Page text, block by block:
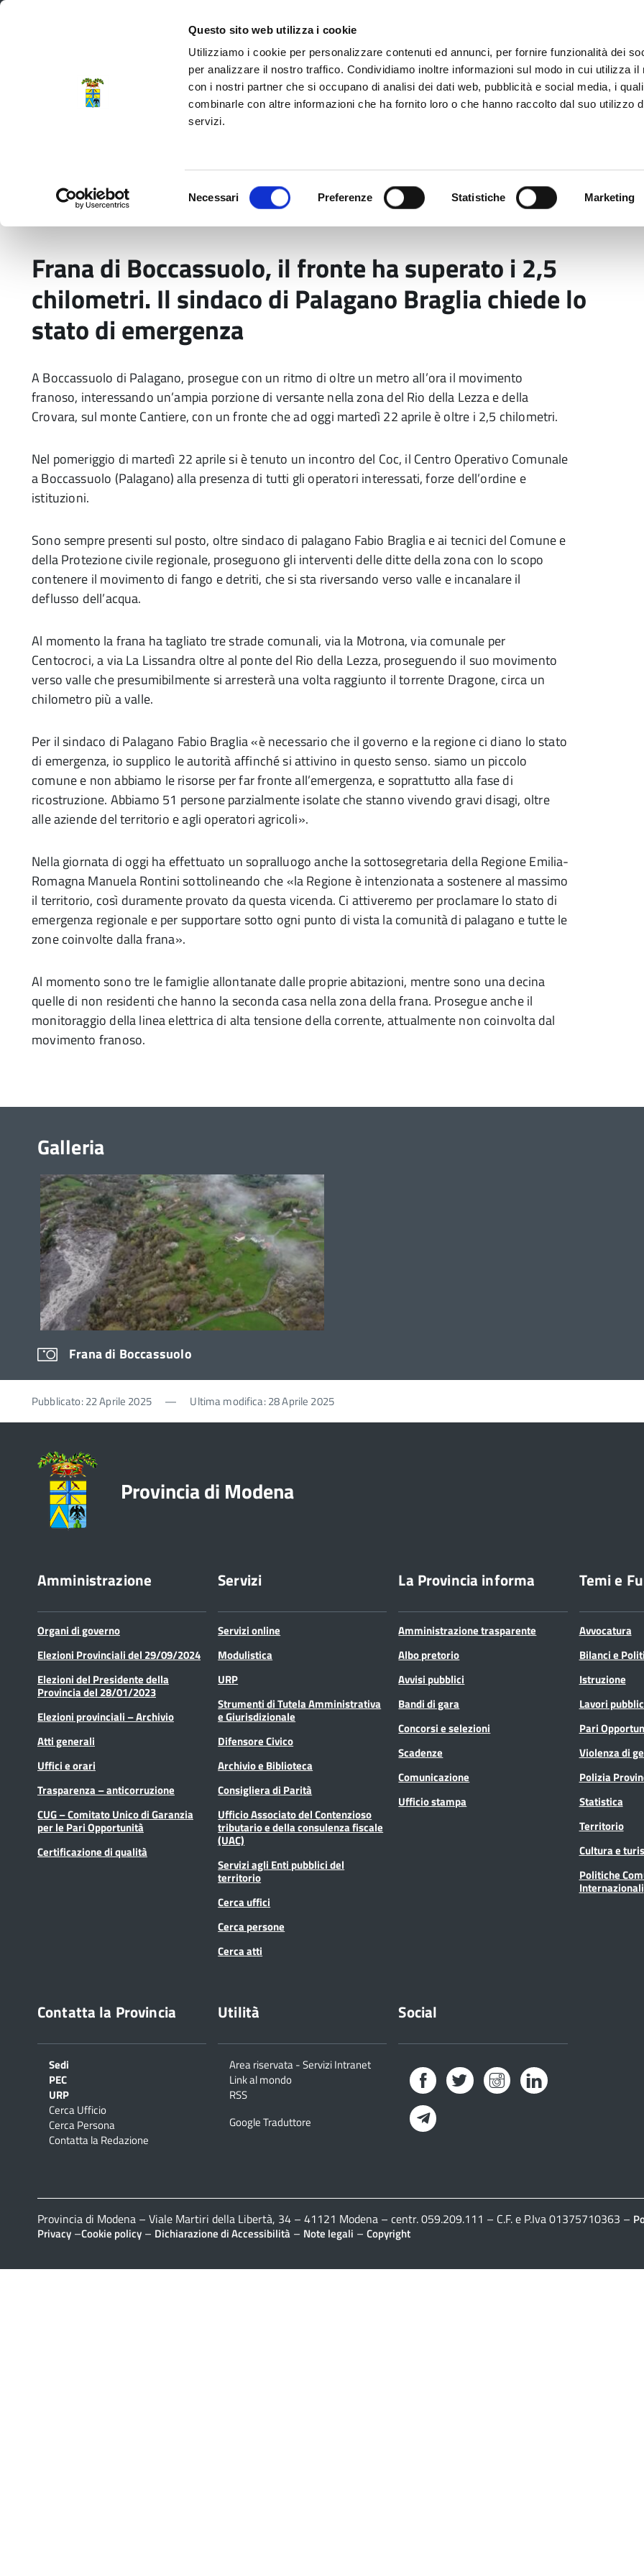
Questo sito web utilizza i cookie
Utilizziamo i cookie per personalizzare contenuti ed annunci, per fornire funzionalità dei
per analizzare il nostro traffico. Condividiamo inoltre informazioni sul modo in cui utilizza il
con i nostri partner che si occupano di analisi dei dati web, pubblicità e social media, i
combinarle con altre informazioni che ha fornito loro o che hanno raccolto dal suo utilizzo
servizi.
Necessari Preferenze Statistiche Marketing
Provincia di Modena
Frana di Boccassuolo, il fronte ha superato i 2,5
chilometri. Il sindaco di Palagano Braglia chiede lo
stato di emergenza
A Boccassuolo di Palagano, prosegue con un ritmo di oltre un metro all’ora il movimento
franoso, interessando un’ampia porzione di versante nella zona del Rio della Lezza e della
Crovara, sul monte Cantiere, con un fronte che ad oggi martedì 22 aprile è oltre i 2,5 chilometri.
Nel pomeriggio di martedì 22 aprile si è tenuto un incontro del Coc, il Centro Operativo Comunale
a Boccassuolo (Palagano) alla presenza di tutti gli operatori interessati, forze dell’ordine e
istituzioni.
Sono sempre presenti sul posto, oltre sindaco di palagano Fabio Braglia e ai tecnici del Comune e
della Protezione civile regionale, proseguono gli interventi delle ditte della zona con lo scopo
contenere il movimento di fango e detriti, che si sta riversando verso valle e incanalare il
deflusso dell’acqua.
Al momento la frana ha tagliato tre strade comunali, via la Motrona, via comunale per
Centocroci, a via La Lissandra oltre al ponte del Rio della Lezza, proseguendo il suo movimento
verso valle che presumibilmente si arresterà una volta raggiunto il torrente Dragone, circa un
chilometro più a valle.
Per il sindaco di Palagano Fabio Braglia «è necessario che il governo e la regione ci diano lo stato
di emergenza, io supplico le autorità affinché si attivino in questo senso. siamo un piccolo
comune e non abbiamo le risorse per far fronte all’emergenza, e soprattutto alla fase di
ricostruzione. Abbiamo 51 persone parzialmente isolate che stanno vivendo gravi disagi, oltre
alle aziende del territorio e agli operatori agricoli».
Nella giornata di oggi ha effettuato un sopralluogo anche la sottosegretaria della Regione Emilia-
Romagna Manuela Rontini sottolineando che «la Regione è intenzionata a sostenere al massimo
il territorio, così duramente provato da questa vicenda. Ci attiveremo per proclamare lo stato di
emergenza regionale e per supportare sotto ogni punto di vista la comunità di palagano e tutte le
zone coinvolte dalla frana».
Al momento sono tre le famiglie allontanate dalle proprie abitazioni, mentre sono una decina
quelle di non residenti che hanno la seconda casa nella zona della frana. Prosegue anche il
monitoraggio della linea elettrica di alta tensione della corrente, attualmente non coinvolta dal
movimento franoso.
Galleria
Frana di Boccassuolo
Pubblicato: 22 Aprile 2025 — Ultima modifica: 28 Aprile 2025
Provincia di Modena
Amministrazione
Organi di governo
Elezioni Provinciali del 29/09/2024
Elezioni del Presidente della
Provincia del 28/01/2023
Elezioni provinciali – Archivio
Atti generali
Uffici e orari
Trasparenza – anticorruzione
CUG – Comitato Unico di Garanzia
per le Pari Opportunità
Certificazione di qualità
Servizi
Servizi online
Modulistica
URP
Strumenti di Tutela Amministrativa
e Giurisdizionale
Difensore Civico
Archivio e Biblioteca
Consigliera di Parità
Ufficio Associato del Contenzioso
tributario e della consulenza fiscale
(UAC)
Servizi agli Enti pubblici del
territorio
Cerca uffici
Cerca persone
Cerca atti
La Provincia informa
Amministrazione trasparente
Albo pretorio
Avvisi pubblici
Bandi di gara
Concorsi e selezioni
Scadenze
Comunicazione
Ufficio stampa
Temi e
Avvocatura
Bilanci e
Istruzione
Lavori
Pari
Violenza di
Polizia
Statistica
Territorio
Cultura e
Politiche
Internazionali
Contatta la Provincia
Sedi
PEC
URP
Cerca Ufficio
Cerca Persona
Contatta la Redazione
Utilità
Area riservata - Servizi Intranet
Link al mondo
RSS
Google Traduttore
Social
FacebookTwitterInstagramLinkedIn
Provincia di Modena – Viale Martiri della Libertà, 34 – 41121 Modena – centr. 059.209.111 – C.F. e P.Iva 01375710363 –
Privacy –Cookie policy – Dichiarazione di Accessibilità – Note legali – Copyright